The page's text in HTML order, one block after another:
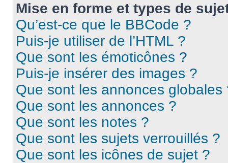
Mise en forme et types de
Qu’est-ce que le BBCode ?
Puis-je utiliser de l’HTML ?
Que sont les émoticônes ?
Puis-je insérer des images ?
Que sont les annonces globales
Que sont les annonces ?
Que sont les notes ?
Que sont les sujets verrouillés ?
Que sont les icônes de sujet ?